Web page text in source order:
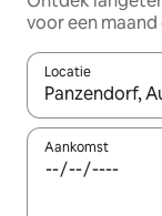
voor een maand
Locatie
Wanneer er
Aankomst